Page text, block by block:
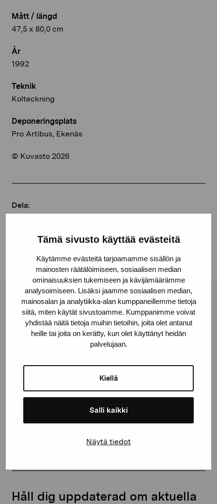
Tämä sivusto käyttää evästeitä
Käytämme evästeitä tarjoamamme sisällön ja
mainosten räätälöimiseen, sosiaalisen median
ominaisuuksien tukemiseen ja kävijämäärämme
analysoimiseen. Lisäksi jaamme sosiaalisen median,
mainosalan ja analytiikka-alan kumppaneillemme tietoja
siitä, miten käytät sivustoamme. Kumppanimme voivat
yhdistää näitä tietoja muihin tietoihin, joita olet antanut
heille tai joita on kerätty, kun olet käyttänyt heidän
palvelujaan.
Kiellä
Salli kaikki
Näytä tiedot
Mått / längd
47,5 x 80,0 cm
År
1992
Teknik
Kolteckning
Deponeringsplats
Pro Artibus, Ekenäs
© Kuvasto 2026
Dela:
Linkedin
Stiftelsen Pro Artibus
Gustav Wasas gata 11
Håll dig uppdaterad om aktuella